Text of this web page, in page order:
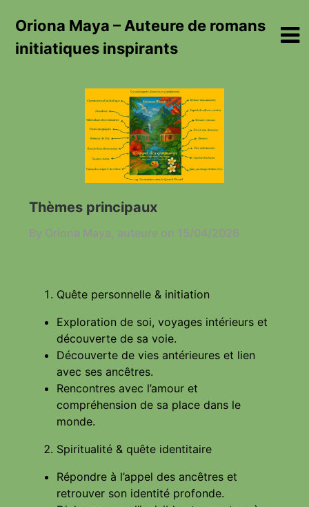
content
Oriona Maya – Auteure de romans
initiatiques inspirants
Thèmes principaux
By Oriona Maya, auteure on 15/04/2026
Quête personnelle & initiation
Exploration de soi, voyages intérieurs et
découverte de sa voie.
Découverte de vies antérieures et lien
avec ses ancêtres.
Rencontres avec l’amour et
compréhension de sa place dans le
monde.
Spiritualité & quête identitaire
Répondre à l’appel des ancêtres et
retrouver son identité profonde.